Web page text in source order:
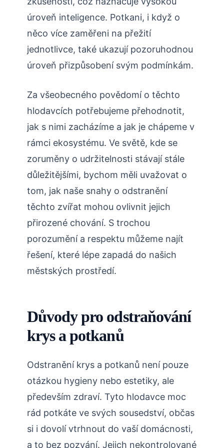
úroveň inteligence. Potkani, i když o
něco více zaměřeni na přežití
jednotlivce, také ukazují pozoruhodnou
úroveň přizpůsobení svým podmínkám.
Za všeobecného povědomí o těchto
hlodavcích potřebujeme přehodnotit,
jak s nimi zacházíme a jak je chápeme v
rámci ekosystému. Ve světě, kde se
zoruměny o udržitelnosti stávají stále
důležitějšími, bychom měli uvažovat o
tom, jak naše snahy o odstranění
těchto zvířat mohou ovlivnit jejich
přirozené chování. S trochou
porozumění a respektu můžeme najít
řešení, které lépe zapadá do našich
městských prostředí.
Důvody pro odstraňování
krys a potkanů
Odstranění krys a potkanů není pouze
otázkou hygieny nebo estetiky, ale
především zdraví. Tyto hlodavce moc
rád potkáte ve svých sousedství, občas
si i dovolí vtrhnout do vaší domácnosti,
a to bez pozvání. Jejich nekontrolované